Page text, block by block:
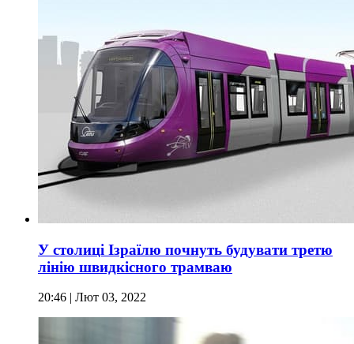
У столиці Ізраїлю почнуть будувати третю
лінію швидкісного трамваю
20:46 | Лют 03, 2022